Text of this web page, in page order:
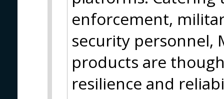
enforcement,
security personnel,
products are
resilience and